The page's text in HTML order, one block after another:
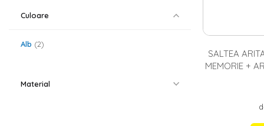
alte variante
SALTEA
MEMORIE +
Culoare
Alb 2
Material